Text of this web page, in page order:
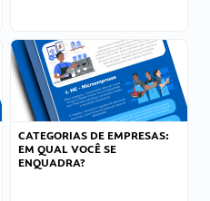
CATEGORIAS DE EMPRESAS:
EM QUAL VOCÊ SE
ENQUADRA?